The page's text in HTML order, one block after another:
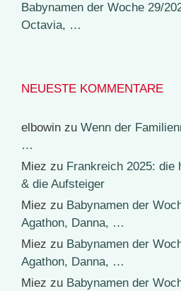
Babynamen der Woche 29/
Octavia, …
NEUESTE KOMMENTARE
elbowin zu Wenn der
…
Miez zu Frankreich 2025: die
& die Aufsteiger
Miez zu Babynamen der
Agathon, Danna, …
Miez zu Babynamen der
Agathon, Danna, …
Miez zu Babynamen der